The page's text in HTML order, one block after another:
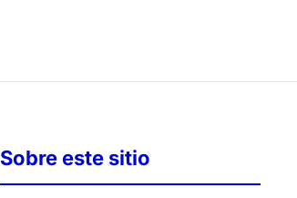
Sobre este sitio